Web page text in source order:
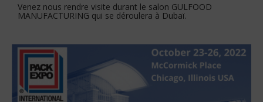
Venez nous rendre visite durant le salon GULFOOD
MANUFACTURING qui se déroulera à Dubaï.